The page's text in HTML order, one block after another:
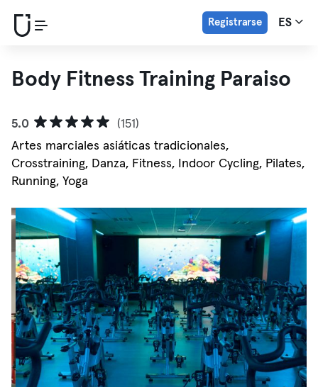
Registrarse ES
Body Fitness Training Paraiso
5.0
(151)
Artes marciales asiáticas tradicionales,
Crosstraining, Danza, Fitness, Indoor Cycling, Pilates,
Running, Yoga